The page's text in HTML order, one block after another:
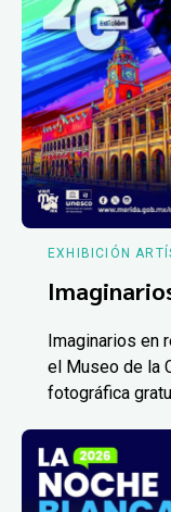
EXHIBICIÓN
Imaginarios en
el Museo de la
fotográfica